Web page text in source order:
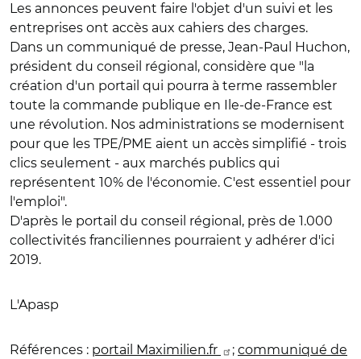
Les annonces peuvent faire l'objet d'un suivi et les
entreprises ont accès aux cahiers des charges.
Dans un communiqué de presse, Jean-Paul Huchon,
président du conseil régional, considère que "la
création d'un portail qui pourra à terme rassembler
toute la commande publique en Ile-de-France est
une révolution. Nos administrations se modernisent
pour que les TPE/PME aient un accès simplifié - trois
clics seulement - aux marchés publics qui
représentent 10% de l'économie. C'est essentiel pour
l'emploi".
D'après le portail du conseil régional, près de 1.000
collectivités franciliennes pourraient y adhérer d'ici
2019.
L'Apasp
Références : portail Maximilien.fr ; communiqué de